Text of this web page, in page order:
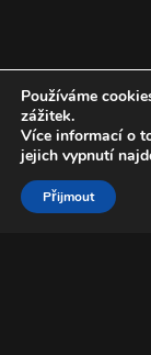
Používáme
zážitek.
Více informací o
jejich vypnutí
Přijmout